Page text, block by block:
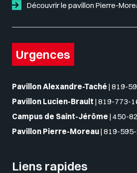
Découvrir le pavillon Pierre-
Urgences
Pavillon Alexandre-Taché | 819-
Pavillon Lucien-Brault | 819-773-
Campus de Saint-Jérôme | 450-
Pavillon Pierre-Moreau| 819-
Liens rapides